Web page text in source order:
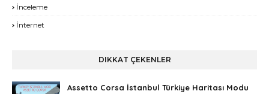
İnceleme
İnternet
DIKKAT ÇEKENLER
Assetto Corsa İstanbul Türkiye Haritası Modu